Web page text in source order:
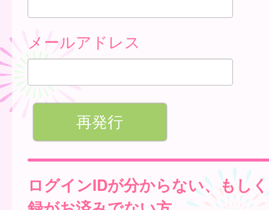
メールアドレス
ログインIDが分からない、もし